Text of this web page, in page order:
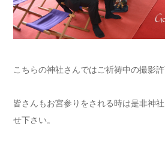
こちらの神社さんではご祈祷中の撮影
皆さんもお宮参りをされる時は是非神
せ下さい。